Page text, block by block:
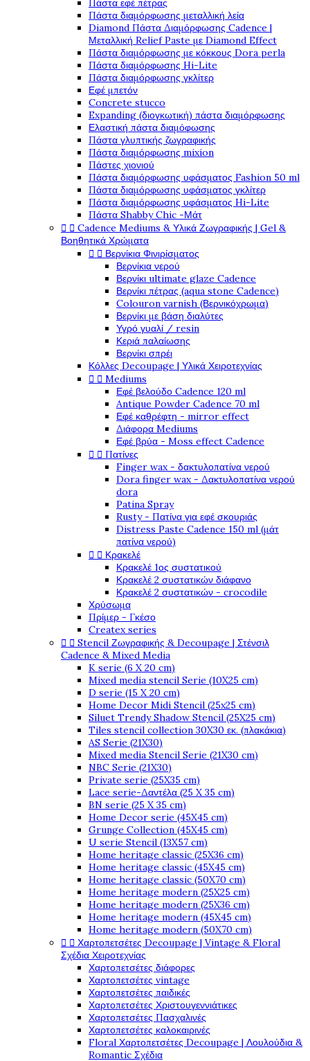
Πάστα εφέ πέτρας
Πάστα διαμόρφωσης μεταλλική λεία
Diamond Πάστα Διαμόρφωσης Cadence |
Μεταλλική Relief Paste με Diamond Effect
Πάστα διαμόρφωσης με κόκκους Dora perla
Πάστα διαμόρφωσης Hi-Lite
Πάστα διαμόρφωσης γκλίτερ
Εφέ μπετόν
Concrete stucco
Expanding (διογκωτική) πάστα διαμόρφωσης
Ελαστική πάστα διαμόφωσης
Πάστα γλυπτικής ζωγραφικής
Πάστα διαμόρφωσης mixion
Πάστες χιονιού
Πάστα διαμόρφωσης υφάσματος Fashion 50 ml
Πάστα διαμόρφωσης υφάσματος γκλίτερ
Πάστα διαμόρφωσης υφάσματος Hi-Lite
Πάστα Shabby Chic -Μάτ
  Cadence Mediums & Υλικά Ζωγραφικής | Gel &
Βοηθητικά Χρώματα
  Βερνίκια Φινιρίσματος
Βερνίκια νερού
Βερνίκι ultimate glaze Cadence
Βερνίκι πέτρας (aqua stone Cadence)
Colouron varnish (Βερνικόχρωμα)
Βερνίκι με βάση διαλύτες
Υγρό γυαλί / resin
Κεριά παλαίωσης
Βερνίκι σπρέι
Κόλλες Decoupage | Υλικά Χειροτεχνίας
  Mediums
Εφέ βελούδο Cadence 120 ml
Antique Powder Cadence 70 ml
Εφέ καθρέφτη - mirror effect
Διάφορα Mediums
Εφέ βρύα - Moss effect Cadence
  Πατίνες
Finger wax - δακτυλοπατίνα νερού
Dora finger wax - Δακτυλοπατίνα νερού
dora
Patina Spray
Rusty - Πατίνα για εφέ σκουριάς
Distress Paste Cadence 150 ml (μάτ
πατίνα νερού)
  Κρακελέ
Κρακελέ 1ος συστατικού
Κρακελέ 2 συστατικών διάφανο
Κρακελέ 2 συστατικών - crocodile
Χρύσωμα
Πρίμερ - Γκέσο
Createx series
  Stencil Ζωγραφικής & Decoupage | Στένσιλ
Cadence & Mixed Media
K serie (6 X 20 cm)
Mixed media stencil Serie (10X25 cm)
D serie (15 X 20 cm)
Home Decor Midi Stencil (25x25 cm)
Siluet Trendy Shadow Stencil (25X25 cm)
Tiles stencil collection 30X30 εκ. (πλακάκια)
AS Serie (21X30)
Mixed media Stencil Serie (21X30 cm)
NBC Serie (21X30)
Private serie (25X35 cm)
Lace serie-Δαντέλα (25 X 35 cm)
BN serie (25 X 35 cm)
Home Decor serie (45X45 cm)
Grunge Collection (45X45 cm)
U serie Stencil (13X57 cm)
Home heritage classic (25X36 cm)
Home heritage classic (45X45 cm)
Home heritage classic (50X70 cm)
Home heritage modern (25X25 cm)
Home heritage modern (25X36 cm)
Home heritage modern (45X45 cm)
Home heritage modern (50X70 cm)
  Χαρτοπετσέτες Decoupage | Vintage & Floral
Σχέδια Χειροτεχνίας
Χαρτοπετσέτες διάφορες
Χαρτοπετσέτες vintage
Χαρτοπετσέτες παιδικές
Χαρτοπετσέτες Χριστουγεννιάτικες
Χαρτοπετσέτες Πασχαλινές
Χαρτοπετσέτες καλοκαιρινές
Floral Χαρτοπετσέτες Decoupage | Λουλούδια &
Romantic Σχέδια